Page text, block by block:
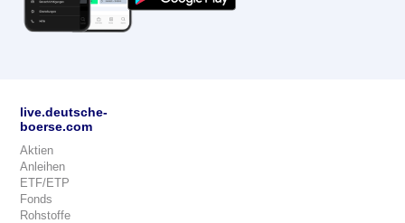
live.deutsche-
boerse.com
Aktien
Anleihen
ETF/ETP
Fonds
Rohstoffe